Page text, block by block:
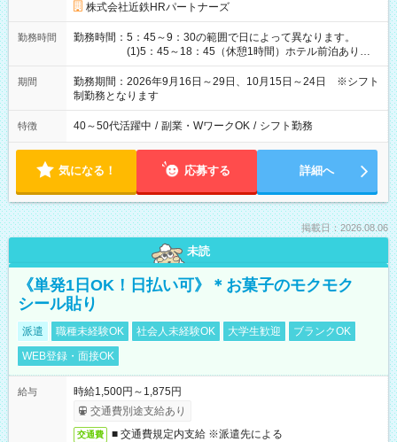
株式会社近鉄HRパートナーズ
勤務時間
勤務時間：5：45～9：30の範囲で日によって異なります。
(1)5：45～18：45（休憩1時間）ホテル前泊あり！
(2)6：00～19：00（休憩1時間）ホテル前泊あり！
(3)6：45～19：45（休憩1時間） (4)7：
30～20：30（休憩1時間） (5)8：30～18：00（休憩
1時間） (6)9：30～21：30（休憩1時間）
期間
勤務期間：2026年9月16日～29日、10月15日～24日 ※シフト
制勤務となります
特徴 40～50代活躍中 / 副業・WワークOK / シフト勤務
気になる！ 応募する 詳細へ
掲載日：2026.08.06
未読
《単発1日OK！日払い可》＊お菓子のモクモク
シール貼り
派遣 職種未経験OK 社会人未経験OK 大学生歓迎
ブランクOK
WEB登録・面接OK
給与
時給1,500円～1,875円
交通費別途支給あり
交通費 ■ 交通費規定内支給 ※派遣先による